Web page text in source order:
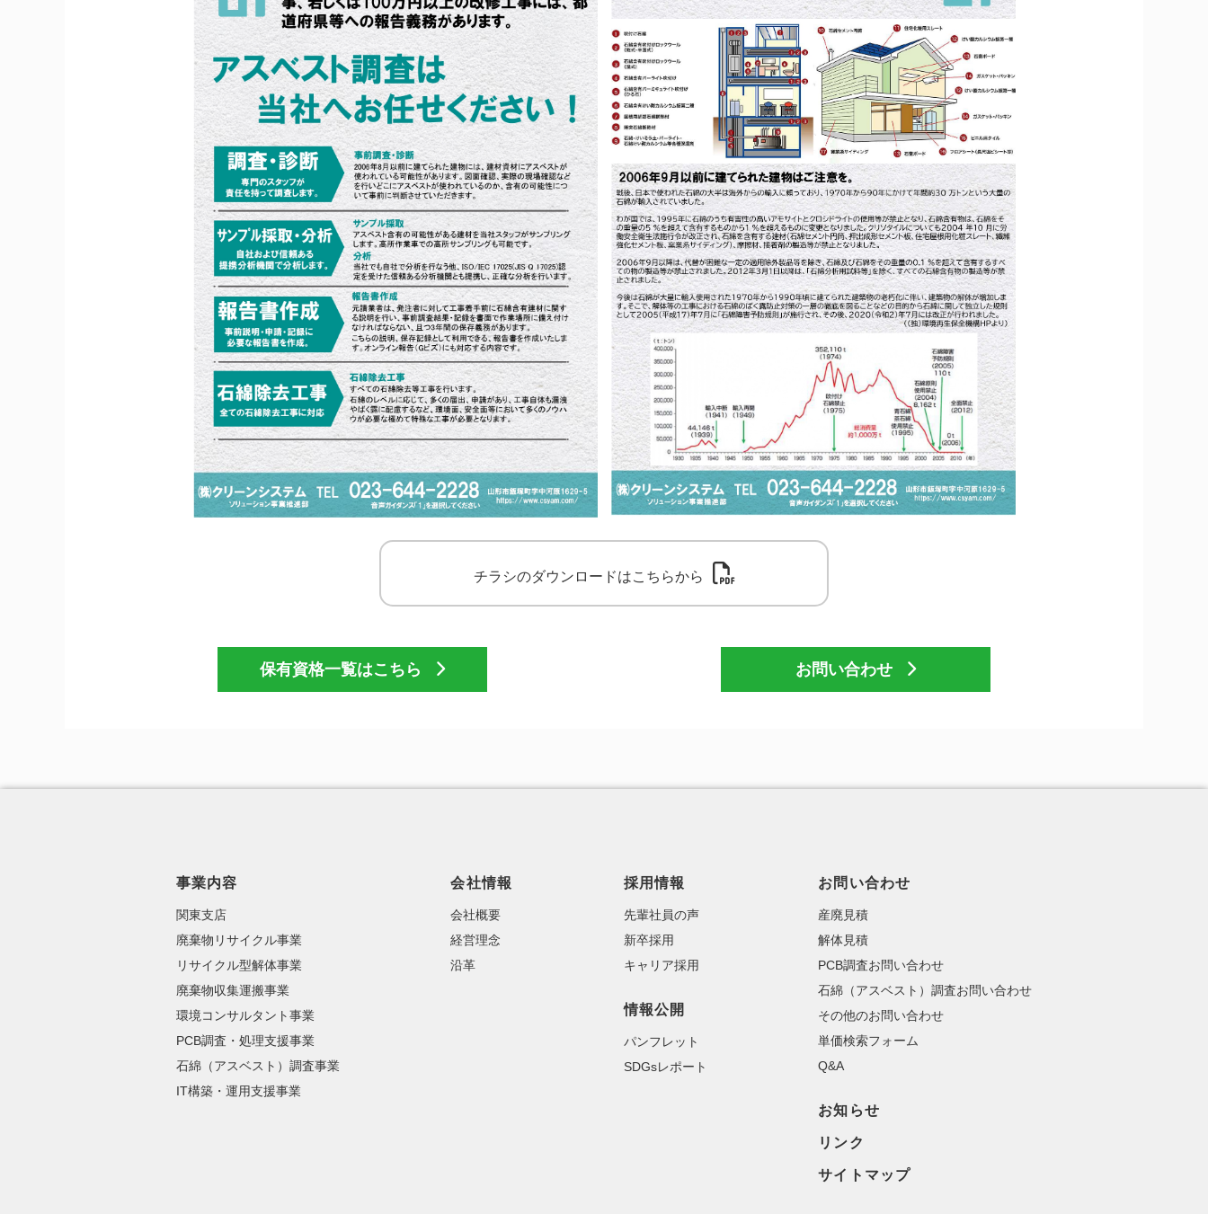
チラシのダウンロードはこちらから
保有資格一覧はこちら お問い合わせ
事業内容
関東支店
廃棄物リサイクル事業
リサイクル型解体事業
廃棄物収集運搬事業
環境コンサルタント事業
PCB調査・処理支援事業
石綿（アスベスト）調査事業
IT構築・運用支援事業
会社情報
会社概要
経営理念
沿革
採用情報
先輩社員の声
新卒採用
キャリア採用
情報公開
パンフレット
SDGsレポート
お問い合わせ
産廃見積
解体見積
PCB調査お問い合わせ
石綿（アスベスト）調査お問い合わせ
その他のお問い合わせ
単価検索フォーム
Q&A
お知らせ
リンク
サイトマップ